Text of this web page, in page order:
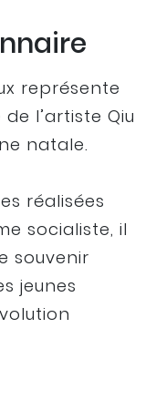
représente
l’artiste Qiu
natale.
réalisées
socialiste, il
souvenir
jeunes